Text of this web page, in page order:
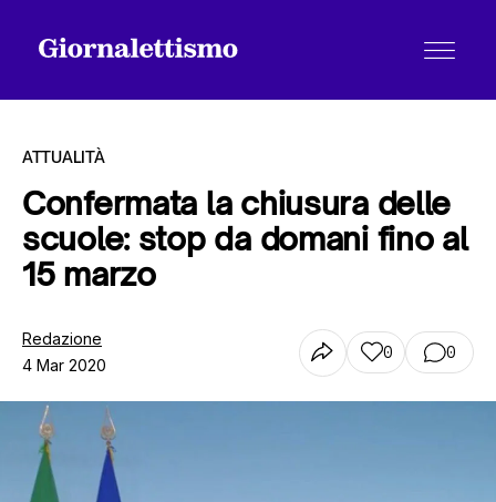
Tutti gli articoli
Chi siamo
Contatti
ATTUALITÀ
Confermata la chiusura delle
scuole: stop da domani fino al
15 marzo
Redazione
4 Mar 2020
0 0